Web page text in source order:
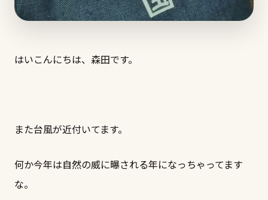
はいこんにちは、森田です。
また台風が近付いてます。
何か今年は自然の威に曝される年になっちゃってます
な。